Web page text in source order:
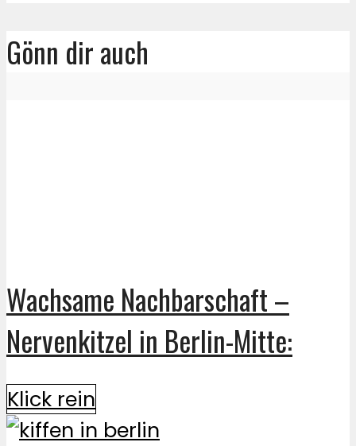
Gönn dir auch
Wachsame Nachbarschaft –
Nervenkitzel in Berlin-Mitte:
Klick rein